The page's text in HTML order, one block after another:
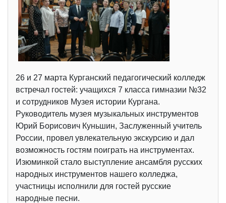
26 и 27 марта Курганский педагогический колледж
встречал гостей: учащихся 7 класса гимназии №32
и сотрудников Музея истории Кургана.
Руководитель музея музыкальных инструментов
Юрий Борисович Куньшин, Заслуженный учитель
России, провел увлекательную экскурсию и дал
возможность гостям поиграть на инструментах.
Изюминкой стало выступление ансамбля русских
народных инструментов нашего колледжа,
участницы исполнили для гостей русские
народные песни.